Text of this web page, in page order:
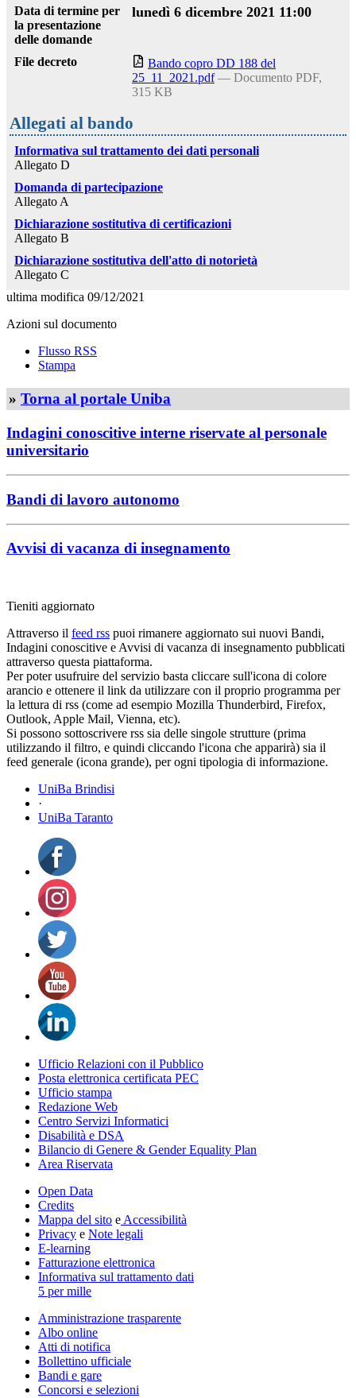
Data di termine per
la presentazione
delle domande
lunedì 6 dicembre 2021 11:00
File decreto
Bando copro DD 188 del
25_11_2021.pdf — Documento PDF,
315 KB
Allegati al bando
Informativa sul trattamento dei dati personali
Allegato D
Domanda di partecipazione
Allegato A
Dichiarazione sostitutiva di certificazioni
Allegato B
Dichiarazione sostitutiva dell'atto di notorietà
Allegato C
ultima modifica 09/12/2021
Azioni sul documento
Flusso RSS
Stampa
» Torna al portale Uniba
Indagini conoscitive interne riservate al personale
universitario
Bandi di lavoro autonomo
Avvisi di vacanza di insegnamento
Tieniti aggiornato
Attraverso il feed rss puoi rimanere aggiornato sui nuovi Bandi,
Indagini conoscitive e Avvisi di vacanza di insegnamento pubblicati
attraverso questa piattaforma.
Per poter usufruire del servizio basta cliccare sull'icona di colore
arancio e ottenere il link da utilizzare con il proprio programma per
la lettura di rss (come ad esempio Mozilla Thunderbird, Firefox,
Outlook, Apple Mail, Vienna, etc).
Si possono sottoscrivere rss sia delle singole strutture (prima
utilizzando il filtro, e quindi cliccando l'icona che apparirà) sia il
feed generale (icona grande), per ogni tipologia di informazione.
UniBa Brindisi
·
UniBa Taranto
Ufficio Relazioni con il Pubblico
Posta elettronica certificata PEC
Ufficio stampa
Redazione Web
Centro Servizi Informatici
Disabilità e DSA
Bilancio di Genere & Gender Equality Plan
Area Riservata
Open Data
Credits
Mappa del sito e Accessibilità
Privacy e Note legali
E-learning
Fatturazione elettronica
Informativa sul trattamento dati
5 per mille
Amministrazione trasparente
Albo online
Atti di notifica
Bollettino ufficiale
Bandi e gare
Concorsi e selezioni